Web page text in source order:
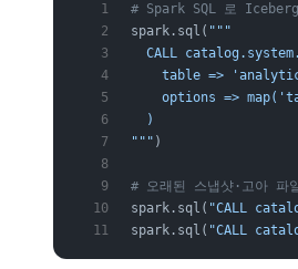
# Spark SQL 로
spark.sql( """
CALL
table =>
options =>
  )
""" )
# 오래된 스냅샷·고아 파
spark.sql( "CALL
spark.sql( "CALL